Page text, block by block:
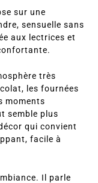
sur une
sensuelle sans
aux lectrices et
très
les fournées
moments
semble plus
qui convient
facile à
Il parle